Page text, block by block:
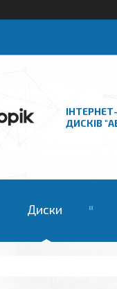
ДИСКІВ
Диски